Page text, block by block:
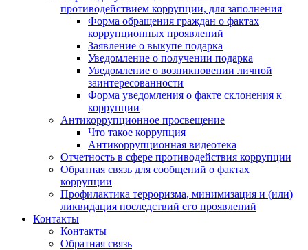
противодействием коррупции, для заполнения
Форма обращения граждан о фактах
коррупционных проявлений
Заявление о выкупе подарка
Уведомление о получении подарка
Уведомление о возникновении личной
заинтересованности
Форма уведомления о факте склонения к
коррупции
Антикоррупционное просвещение
Что такое коррупция
Антикоррупционная видеотека
Отчетность в сфере противодействия коррупции
Обратная связь для сообщений о фактах
коррупции
Профилактика терроризма, минимизация и (или)
ликвидация последствий его проявлений
Контакты
Контакты
Обратная связь